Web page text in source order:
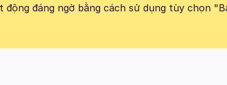
đáng ngờ bằng cách sử dụng tùy chọn